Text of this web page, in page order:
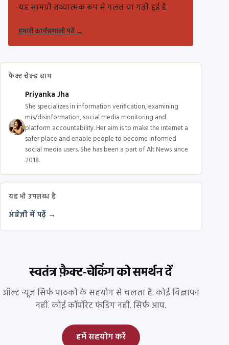
यह सामग्री तथ्यात्मक रूप से गलत या गढ़ी हुई है.
हमारी कार्यप्रणाली पढ़ें→
फैक्ट चेक्ड बाय
Priyanka Jha
She specializes in information verification, examining
mis/disinformation, social media monitoring and
platform accountability. Her aim is to make the internet a
safer place and enable people to become informed
social media users. She has been a part of Alt News since
2018.
यह भी उपलब्ध है
अंग्रेज़ी में पढ़ें →
स्वतंत्र फ़ैक्ट-चेकिंग को समर्थन दें
ऑल्ट न्यूज़ सिर्फ पाठकों के सहयोग से चलता है. कोई विज्ञापन
नहीं. कोई कॉर्पोरेट फंडिंग नहीं. सिर्फ आप.
हमें सहयोग करें